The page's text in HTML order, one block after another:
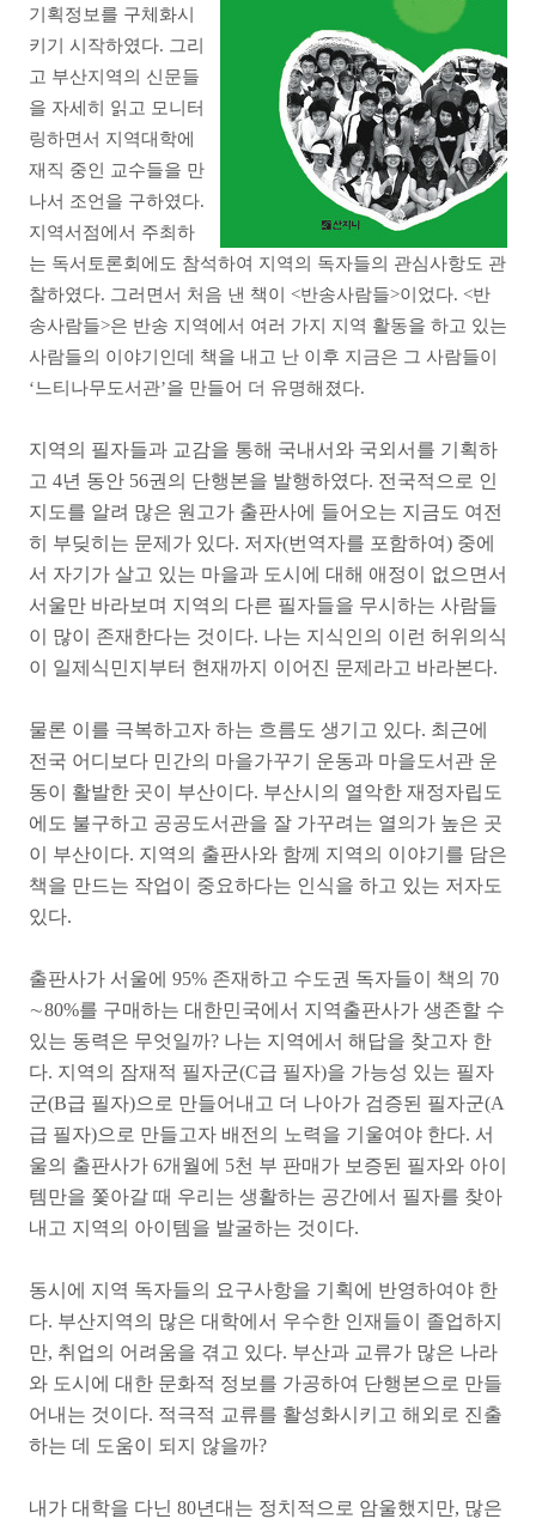
기획정보를 구체화시
키기 시작하였다. 그리
고 부산지역의 신문들
을 자세히 읽고 모니터
링하면서 지역대학에
재직 중인 교수들을 만
나서 조언을 구하였다.
지역서점에서 주최하
는 독서토론회에도 참석하여 지역의 독자들의 관심사항도 관
찰하였다. 그러면서 처음 낸 책이 <반송사람들>이었다. <반
송사람들>은 반송 지역에서 여러 가지 지역 활동을 하고 있는
사람들의 이야기인데 책을 내고 난 이후 지금은 그 사람들이
‘느티나무도서관’을 만들어 더 유명해졌다.
지역의 필자들과 교감을 통해 국내서와 국외서를 기획하
고 4년 동안 56권의 단행본을 발행하였다. 전국적으로 인
지도를 알려 많은 원고가 출판사에 들어오는 지금도 여전
히 부딪히는 문제가 있다. 저자(번역자를 포함하여) 중에
서 자기가 살고 있는 마을과 도시에 대해 애정이 없으면서
서울만 바라보며 지역의 다른 필자들을 무시하는 사람들
이 많이 존재한다는 것이다. 나는 지식인의 이런 허위의식
이 일제식민지부터 현재까지 이어진 문제라고 바라본다.
물론 이를 극복하고자 하는 흐름도 생기고 있다. 최근에
전국 어디보다 민간의 마을가꾸기 운동과 마을도서관 운
동이 활발한 곳이 부산이다. 부산시의 열악한 재정자립도
에도 불구하고 공공도서관을 잘 가꾸려는 열의가 높은 곳
이 부산이다. 지역의 출판사와 함께 지역의 이야기를 담은
책을 만드는 작업이 중요하다는 인식을 하고 있는 저자도
있다.
출판사가 서울에 95% 존재하고 수도권 독자들이 책의 70
∼80%를 구매하는 대한민국에서 지역출판사가 생존할 수
있는 동력은 무엇일까? 나는 지역에서 해답을 찾고자 한
다. 지역의 잠재적 필자군(C급 필자)을 가능성 있는 필자
군(B급 필자)으로 만들어내고 더 나아가 검증된 필자군(A
급 필자)으로 만들고자 배전의 노력을 기울여야 한다. 서
울의 출판사가 6개월에 5천 부 판매가 보증된 필자와 아이
템만을 쫓아갈 때 우리는 생활하는 공간에서 필자를 찾아
내고 지역의 아이템을 발굴하는 것이다.
동시에 지역 독자들의 요구사항을 기획에 반영하여야 한
다. 부산지역의 많은 대학에서 우수한 인재들이 졸업하지
만, 취업의 어려움을 겪고 있다. 부산과 교류가 많은 나라
와 도시에 대한 문화적 정보를 가공하여 단행본으로 만들
어내는 것이다. 적극적 교류를 활성화시키고 해외로 진출
하는 데 도움이 되지 않을까?
내가 대학을 다닌 80년대는 정치적으로 암울했지만, 많은